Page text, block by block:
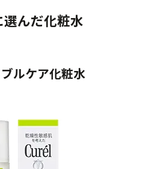
んだ化粧水
ルケア化粧水